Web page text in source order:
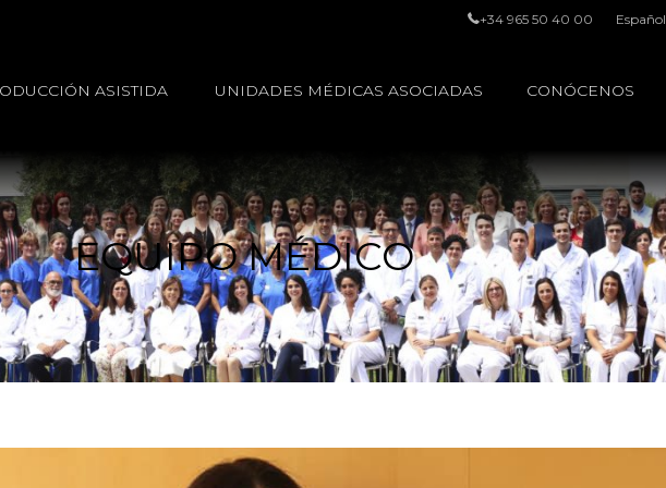
+34 965 50 40 00 Español
ASISTIDA UNIDADES MÉDICAS ASOCIADAS CONÓCENOS
EQUIPO MÉDICO